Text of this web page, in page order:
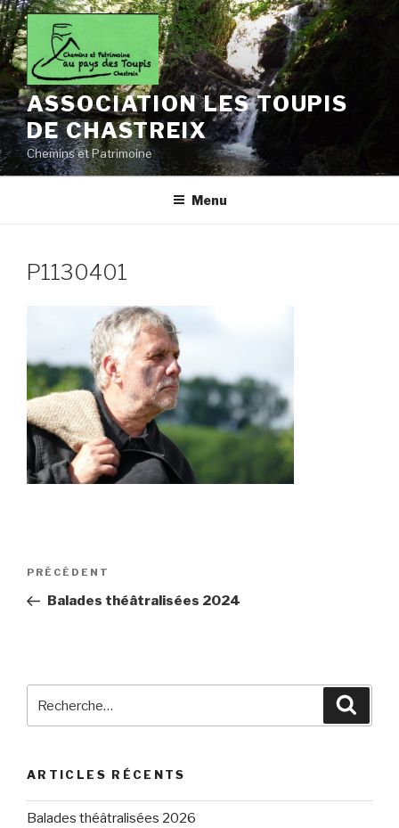
Aller
au
contenu
principal
ASSOCIATION LES TOUPIS
DE CHASTREIX
Chemins et Patrimoine
Menu
P1130401
Navigation
l’article
Article
précédent
PRÉCÉDENT
Balades théâtralisées 2024
ARTICLES RÉCENTS
Balades théâtralisées 2026